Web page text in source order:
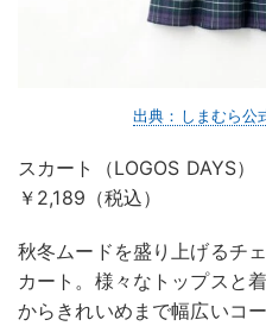
出典：しまむら公
スカート（LOGOS DAYS）
￥2,189（税込）
秋冬ムードを盛り上げるチ
カート。様々なトップスと
からきれいめまで幅広いコ